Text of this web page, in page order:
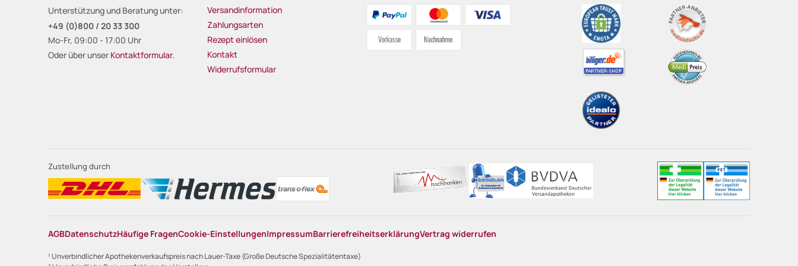
Unterstützung und Beratung unter:
+49 (0)800 / 20 33 300
Mo-Fr, 09:00 - 17:00 Uhr
Oder über unser Kontaktformular.
Versandinformation
Zahlungsarten
Rezept einlösen
Kontakt
Widerrufsformular
Zustellung durch
AGBDatenschutzHäufige FragenCookie-EinstellungenImpressumBarrierefreiheitserklärungVertrag widerrufen
¹ Unverbindlicher Apothekenverkaufspreis nach Lauer-Taxe (Große Deutsche Spezialitätentaxe)